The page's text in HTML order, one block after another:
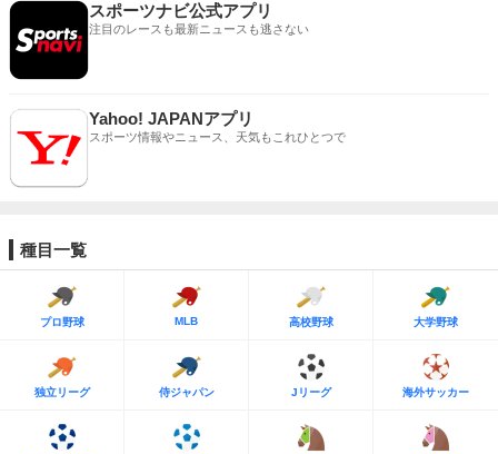
スポーツナビ公式アプリ
注目のレースも最新ニュースも逃さない
Yahoo! JAPANアプリ
スポーツ情報やニュース、天気もこれひとつで
種目一覧
プロ野球 MLB 高校野球 大学野球
独立リーグ 侍ジャパン Jリーグ 海外サッカー